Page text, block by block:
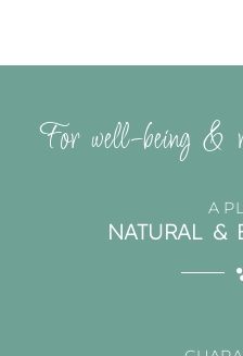
For well-being &
A
NATURAL &